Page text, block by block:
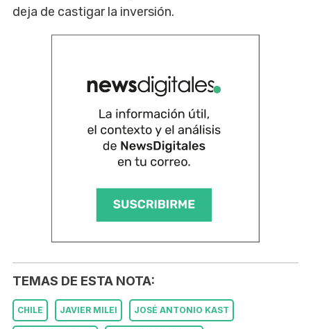
deja de castigar la inversión.
TEMAS DE ESTA NOTA:
CHILE JAVIER MILEI JOSÉ ANTONIO KAST